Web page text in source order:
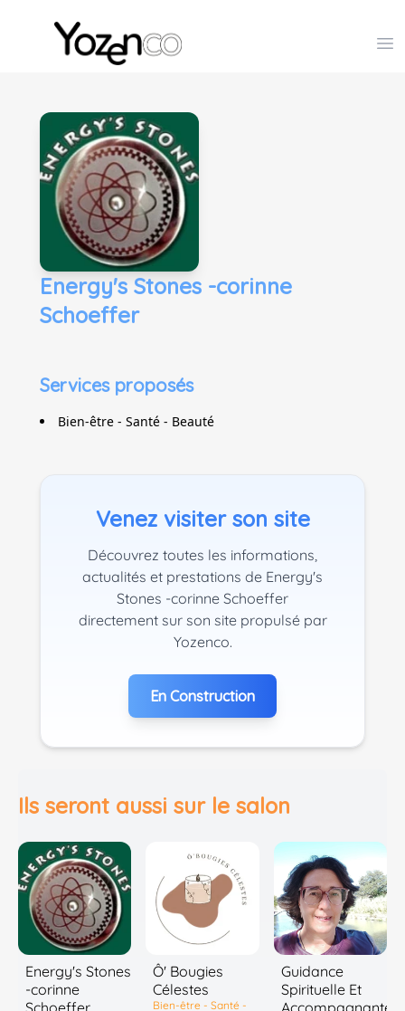
Yozenco - Organisateur de Salons, Evénements et
Energy's Stones -corinne
Schoeffer
Services proposés
Bien-être - Santé - Beauté
Venez visiter son site
Découvrez toutes les informations,
actualités et prestations de Energy's
Stones -corinne Schoeffer
directement sur son site propulsé par
Yozenco.
En Construction
Ils seront aussi sur le salon
Energy's Stones
-corinne
Ô' Bougies
Célestes
Bien-être - Santé -
Guidance
Spirituelle Et